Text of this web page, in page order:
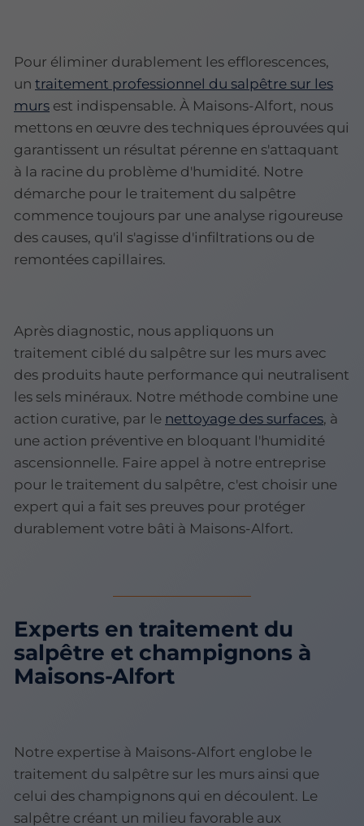
Pour éliminer durablement les efflorescences,
un traitement professionnel du salpêtre sur les
murs est indispensable. À Maisons-Alfort, nous
mettons en œuvre des techniques éprouvées qui
garantissent un résultat pérenne en s'attaquant
à la racine du problème d'humidité. Notre
démarche pour le traitement du salpêtre
commence toujours par une analyse rigoureuse
des causes, qu'il s'agisse d'infiltrations ou de
remontées capillaires.
Après diagnostic, nous appliquons un
traitement ciblé du salpêtre sur les murs avec
des produits haute performance qui neutralisent
les sels minéraux. Notre méthode combine une
action curative, par le nettoyage des surfaces, à
une action préventive en bloquant l'humidité
ascensionnelle. Faire appel à notre entreprise
pour le traitement du salpêtre, c'est choisir une
expert qui a fait ses preuves pour protéger
durablement votre bâti à Maisons-Alfort.
Experts en traitement du
salpêtre et champignons à
Maisons-Alfort
Notre expertise à Maisons-Alfort englobe le
traitement du salpêtre sur les murs ainsi que
celui des champignons qui en découlent. Le
salpêtre créant un milieu favorable aux